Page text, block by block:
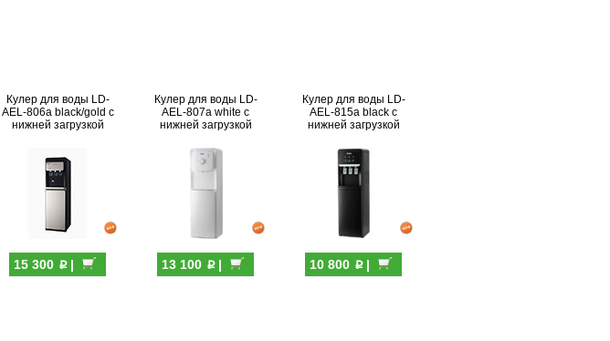
Кулер для воды LD-
AEL-806a black/gold с
нижней загрузкой
15 300 p|
Кулер для воды LD-
AEL-807a white с
нижней загрузкой
13 100 p|
Кулер для воды LD-
AEL-815a black с
нижней загрузкой
10 800 p|